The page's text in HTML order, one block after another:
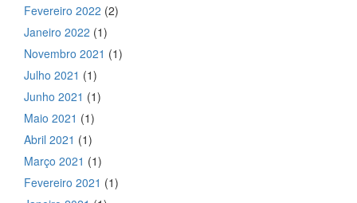
Fevereiro 2022 (2)
Janeiro 2022 (1)
Novembro 2021 (1)
Julho 2021 (1)
Junho 2021 (1)
Maio 2021 (1)
Abril 2021 (1)
Março 2021 (1)
Fevereiro 2021 (1)